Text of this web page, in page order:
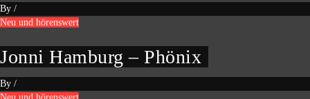
By /
Neu und hörenswert
Jonni Hamburg – Phönix
By /